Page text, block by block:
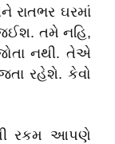
રાતભર ઘરમાં
તમે નહિ,
નથી. તેએ
રહેશે. કેવો
રકમ આપણે